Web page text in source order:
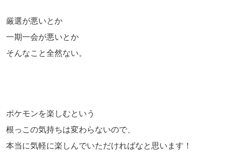
厳選が悪いとか
一期一会が悪いとか
そんなこと全然ない。
ポケモンを楽しむという
根っこの気持ちは変わらないので、
本当に気軽に楽しんでいただければなと思います！